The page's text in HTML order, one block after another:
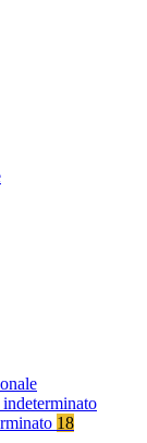
18